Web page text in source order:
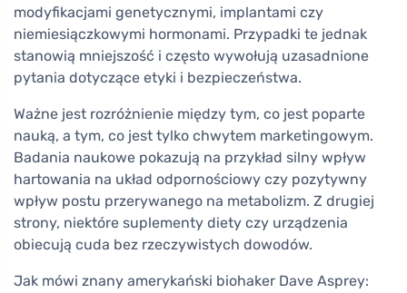
modyfikacjami genetycznymi, implantami czy
niemiesiączkowymi hormonami. Przypadki te jednak
stanowią mniejszość i często wywołują uzasadnione
pytania dotyczące etyki i bezpieczeństwa.
Ważne jest rozróżnienie między tym, co jest poparte
nauką, a tym, co jest tylko chwytem marketingowym.
Badania naukowe pokazują na przykład silny wpływ
hartowania na układ odpornościowy czy pozytywny
wpływ postu przerywanego na metabolizm. Z drugiej
strony, niektóre suplementy diety czy urządzenia
obiecują cuda bez rzeczywistych dowodów.
Jak mówi znany amerykański biohaker Dave Asprey: